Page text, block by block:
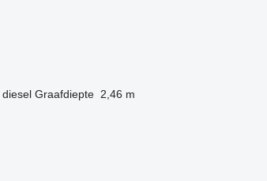
diesel Graafdiepte 2,46 m